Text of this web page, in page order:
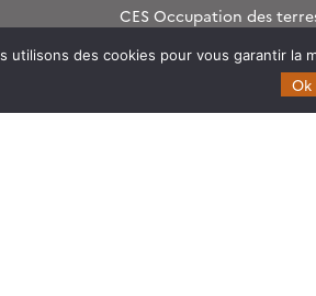
CES Occupation des
CES Eaux Continentales
CES Végétation, sols &
utilisons des cookies pour vous garantir la
Ok